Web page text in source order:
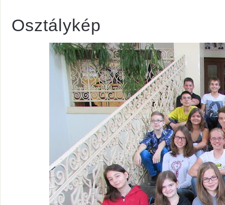
Osztálykép